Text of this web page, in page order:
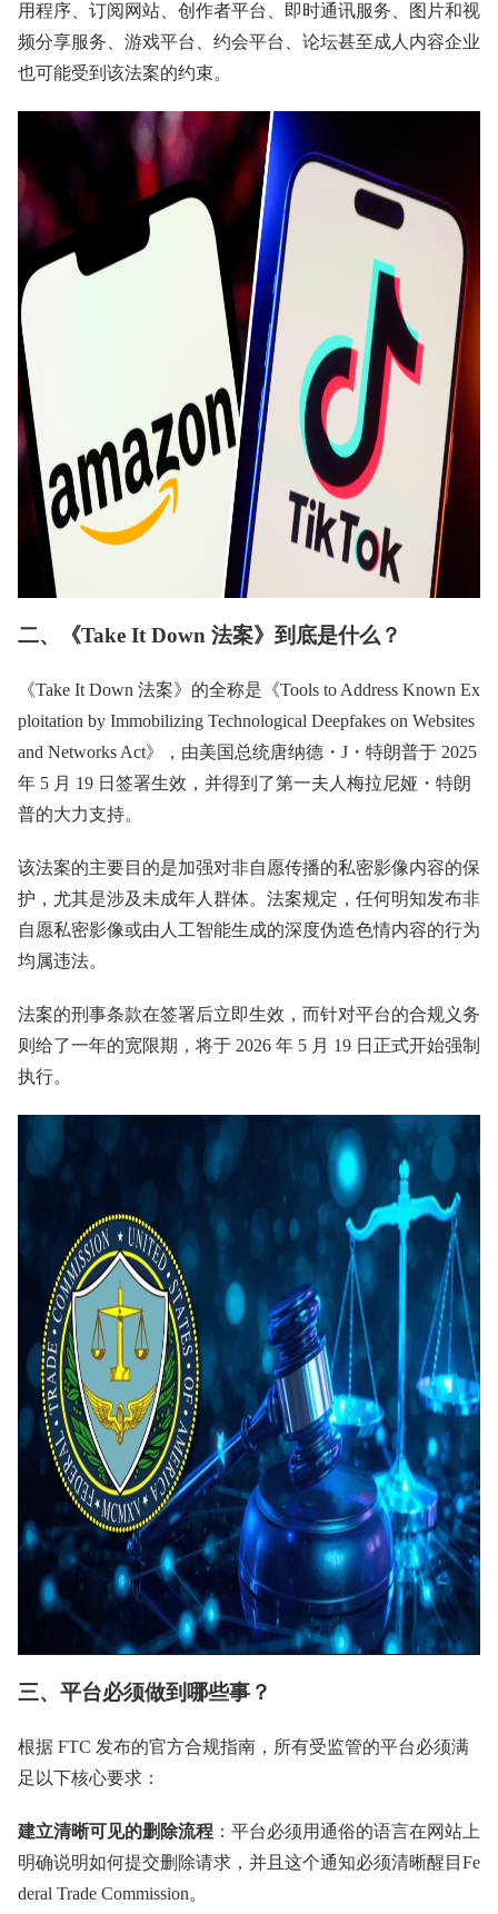
用程序、订阅网站、创作者平台、即时通讯服务、图片和视
频分享服务、游戏平台、约会平台、论坛甚至成人内容企业
也可能受到该法案的约束。
二、《Take It Down 法案》到底是什么？
《Take It Down 法案》的全称是《Tools to Address Known Ex
ploitation by Immobilizing Technological Deepfakes on Websites
and Networks Act》，由美国总统唐纳德・J・特朗普于 2025
年 5 月 19 日签署生效，并得到了第一夫人梅拉尼娅・特朗
普的大力支持。
该法案的主要目的是加强对非自愿传播的私密影像内容的保
护，尤其是涉及未成年人群体。法案规定，任何明知发布非
自愿私密影像或由人工智能生成的深度伪造色情内容的行为
均属违法。
法案的刑事条款在签署后立即生效，而针对平台的合规义务
则给了一年的宽限期，将于 2026 年 5 月 19 日正式开始强制
执行。
三、平台必须做到哪些事？
根据 FTC 发布的官方合规指南，所有受监管的平台必须满
足以下核心要求：
建立清晰可见的删除流程 ：平台必须用通俗的语言在网站上
明确说明如何提交删除请求，并且这个通知必须清晰醒目Fe
deral Trade Commission。